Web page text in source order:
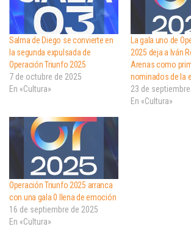
Salma de Diego se convierte en
la segunda expulsada de
Operación Triunfo 2025
7 de octubre de 2025
En «Cultura»
La gala uno de
2025 deja a Iván
Arenas como
nominados de la
23 de
En «Cultura»
Operación Triunfo 2025 arranca
con una gala 0 llena de emoción
16 de septiembre de 2025
En «Cultura»